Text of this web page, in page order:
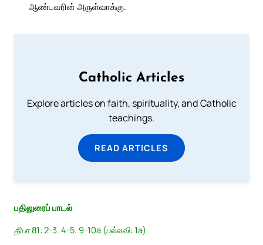
ஆண்டவரின் அருள்வாக்கு.
Catholic Articles
Explore articles on faith, spirituality, and Catholic
teachings.
READ ARTICLES
பதிலுரைப் பாடல்
திபா 81: 2-3. 4-5. 9-10a (பல்லவி: 1a)